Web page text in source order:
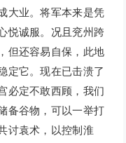
大业。将军本来是凭
悦诚服。况且兖州跨
但还容易自保，此地
定它。现在已击溃了
必定不敢西顾，我们
备谷物，可以一举打
讨袁术，以控制淮